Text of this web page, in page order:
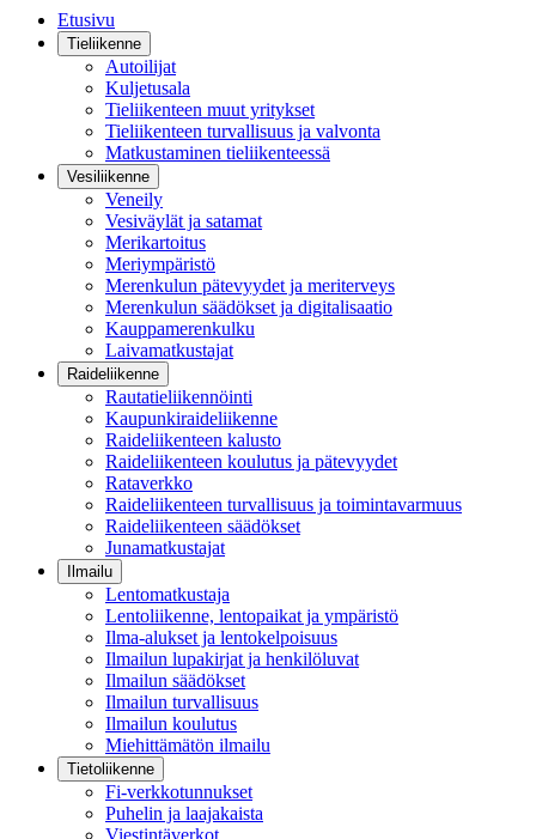
Etusivu
Tieliikenne
Autoilijat
Kuljetusala
Tieliikenteen muut yritykset
Tieliikenteen turvallisuus ja valvonta
Matkustaminen tieliikenteessä
Vesiliikenne
Veneily
Vesiväylät ja satamat
Merikartoitus
Meriympäristö
Merenkulun pätevyydet ja meriterveys
Merenkulun säädökset ja digitalisaatio
Kauppamerenkulku
Laivamatkustajat
Raideliikenne
Rautatieliikennöinti
Kaupunkiraideliikenne
Raideliikenteen kalusto
Raideliikenteen koulutus ja pätevyydet
Rataverkko
Raideliikenteen turvallisuus ja toimintavarmuus
Raideliikenteen säädökset
Junamatkustajat
Ilmailu
Lentomatkustaja
Lentoliikenne, lentopaikat ja ympäristö
Ilma-alukset ja lentokelpoisuus
Ilmailun lupakirjat ja henkilöluvat
Ilmailun säädökset
Ilmailun turvallisuus
Ilmailun koulutus
Miehittämätön ilmailu
Tietoliikenne
Fi-verkkotunnukset
Puhelin ja laajakaista
Viestintäverkot